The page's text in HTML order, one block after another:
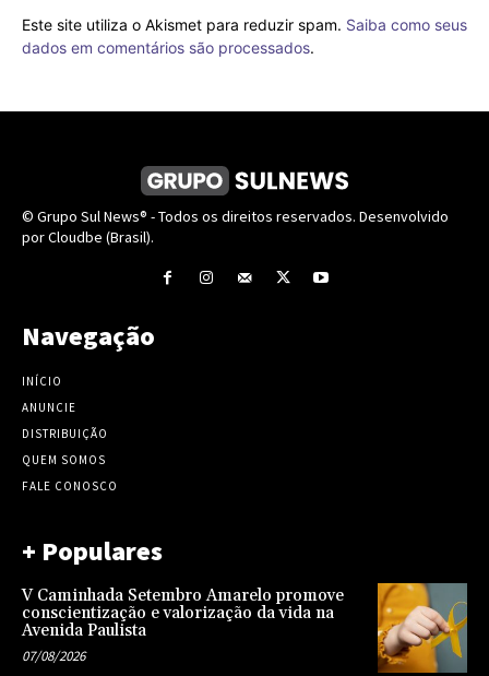
Este site utiliza o Akismet para reduzir spam. Saiba como seus
dados em comentários são processados.
© Grupo Sul News® - Todos os direitos reservados. Desenvolvido
por Cloudbe (Brasil).
Navegação
INÍCIO
ANUNCIE
DISTRIBUIÇÃO
QUEM SOMOS
FALE CONOSCO
+ Populares
V Caminhada Setembro Amarelo promove
conscientização e valorização da vida na
Avenida Paulista
07/08/2026